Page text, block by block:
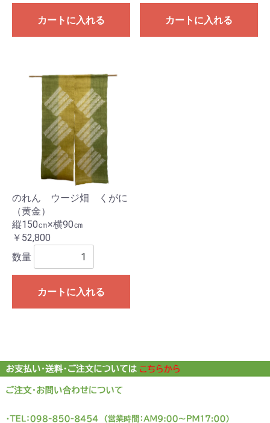
カートに入れる カートに入れる
のれん ウージ畑 くがに
（黄金）
縦150㎝×横90㎝
￥52,800
数量
カートに入れる